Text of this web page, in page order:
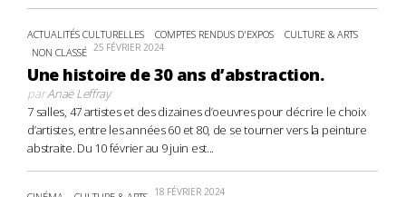
ACTUALITÉS CULTURELLES COMPTES RENDUS D'EXPOS
CULTURE & ARTS
NON CLASSÉ 25 FÉVRIER 2024
Une histoire de 30 ans d’abstraction.
parAnaë Leffray
7 salles, 47 artistes et des dizaines d’oeuvres pour décrire le choix
d’artistes, entre les années 60 et 80, de se tourner vers la peinture
abstraite. Du 10 février au 9 juin est...
18 FÉVRIER 2024